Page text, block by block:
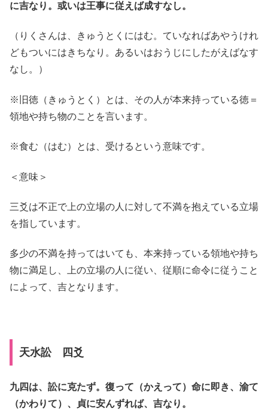
に吉なり。或いは王事に従えば成すなし。
（りくさんは、きゅうとくにはむ。ていなればあやうけれ
どもついにはきちなり。あるいはおうじにしたがえばなす
なし。）
※旧徳（きゅうとく）とは、その人が本来持っている徳＝
領地や持ち物のことを言います。
※食む（はむ）とは、受けるという意味です。
＜意味＞
三爻は不正で上の立場の人に対して不満を抱えている立場
を指しています。
多少の不満を持ってはいても、本来持っている領地や持ち
物に満足し、上の立場の人に従い、従順に命令に従うこと
によって、吉となります。
天水訟 四爻
九四は、訟に克たず。復って（かえって）命に即き、渝て
（かわりて）、貞に安んずれば、吉なり。